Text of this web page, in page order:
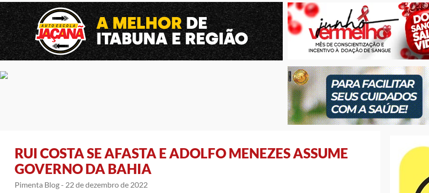
RUI COSTA SE AFASTA E ADOLFO MENEZES ASSUME
GOVERNO DA BAHIA
Pimenta Blog - 22 de dezembro de 2022